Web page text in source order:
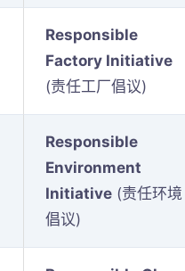
Responsible
Factory Initiative
(责任工厂倡议)
Responsible
Environment
Initiative (责任环境
倡议)